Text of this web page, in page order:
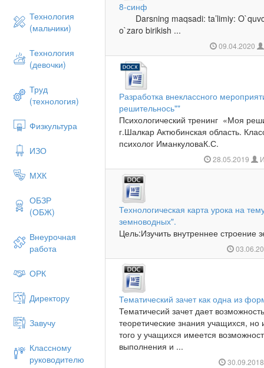
Технология
(мальчики)
Технология
(девочки)
Труд
(технология)
Физкультура
ИЗО
МХК
ОБЗР
(ОБЖ)
Внеурочная
работа
ОРК
Директору
Завучу
Классному
руководителю
8-синф
Darsning maqsadi: ta’limiy:
o`zaro birikish ...
09.04.2020
Разработка внеклассного
решительнось""
Психологический тренинг «Моя
г.Шалкар Актюбинская область.
психолог ИманкуловаК.С.
28.05.2019
Технологическая карта урока на
земноводных".
Цель:Изучить внутреннее
Тематический зачет как одна из
Тематичесий зачет дает
теоретические знания учащихся,
того у учащихся имеется
выполнения и ...